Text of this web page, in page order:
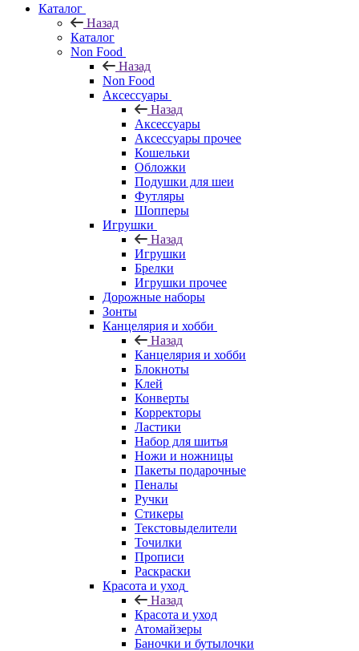
Каталог
Назад
Каталог
Non Food
Назад
Non Food
Аксессуары
Назад
Аксессуары
Аксессуары прочее
Кошельки
Обложки
Подушки для шеи
Футляры
Шопперы
Игрушки
Назад
Игрушки
Брелки
Игрушки прочее
Дорожные наборы
Зонты
Канцелярия и хобби
Назад
Канцелярия и хобби
Блокноты
Клей
Конверты
Корректоры
Ластики
Набор для шитья
Ножи и ножницы
Пакеты подарочные
Пеналы
Ручки
Стикеры
Текстовыделители
Точилки
Прописи
Раскраски
Красота и уход
Назад
Красота и уход
Атомайзеры
Баночки и бутылочки